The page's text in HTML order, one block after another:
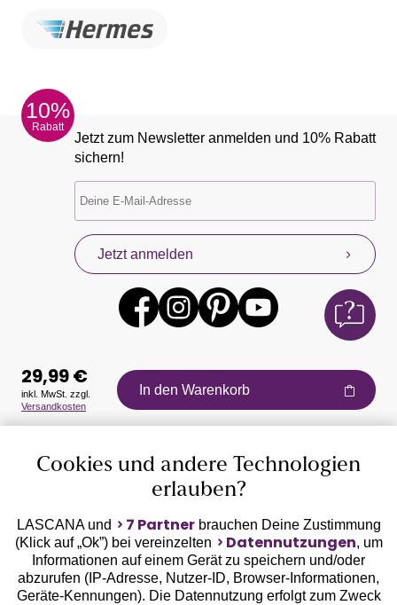
10%
Rabatt
Jetzt zum Newsletter anmelden und 10% Rabatt
sichern!
Jetzt anmelden
Auszeichnungen
Geprüfte Sicherheit
29,99 €
inkl. MwSt. zzgl.
Versandkosten
In den Warenkorb
Cookies und andere Technologien
erlauben?
LASCANA und 7 Partnerbrauchen Deine Zustimmung
(Klick auf „Ok”) bei vereinzelten
Datennutzungen, um
Informationen auf einem Gerät zu speichern und/oder
abzurufen (IP-Adresse, Nutzer-ID, Browser-Informationen,
Geräte-Kennungen). Die Datennutzung erfolgt zum Zweck